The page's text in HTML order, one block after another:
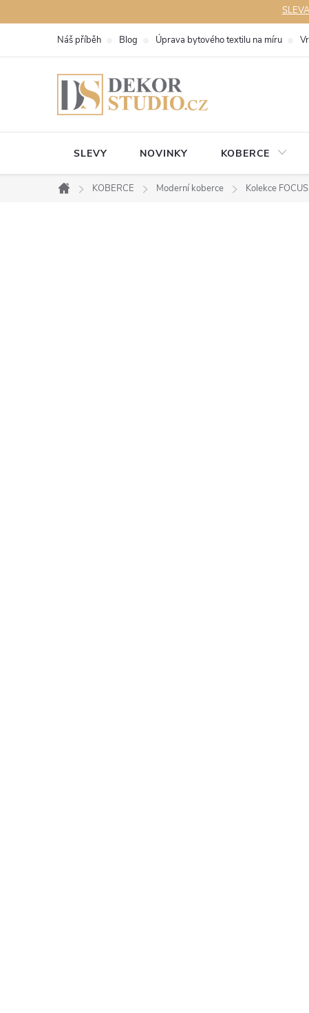
na
Náš příběh Blog Úprava bytového textilu na míru
SLEVY NOVINKY KOBERCE
Domů
KOBERCE Moderní koberce Kolekce FOCUS